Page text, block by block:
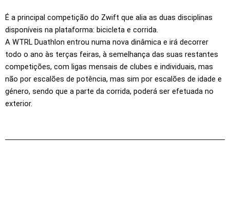
É a principal competição do Zwift que alia as duas disciplinas
disponíveis na plataforma: bicicleta e corrida.
A WTRL Duathlon entrou numa nova dinâmica e irá decorrer
todo o ano às terças feiras, à semelhança das suas restantes
competições, com ligas mensais de clubes e individuais, mas
não por escalões de potência, mas sim por escalões de idade e
género, sendo que a parte da corrida, poderá ser efetuada no
exterior.